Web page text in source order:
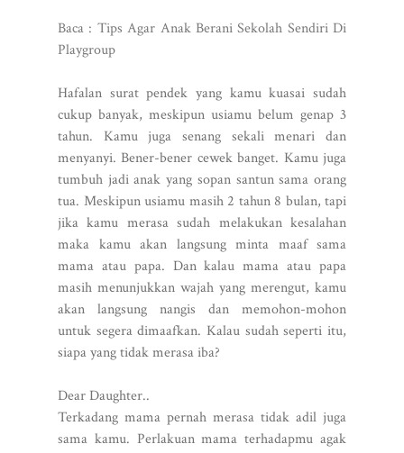
Baca : Tips Agar Anak Berani Sekolah Sendiri Di
Playgroup
Hafalan surat pendek yang kamu kuasai sudah
cukup banyak, meskipun usiamu belum genap 3
tahun. Kamu juga senang sekali menari dan
menyanyi. Bener-bener cewek banget. Kamu juga
tumbuh jadi anak yang sopan santun sama orang
tua. Meskipun usiamu masih 2 tahun 8 bulan, tapi
jika kamu merasa sudah melakukan kesalahan
maka kamu akan langsung minta maaf sama
mama atau papa. Dan kalau mama atau papa
masih menunjukkan wajah yang merengut, kamu
akan langsung nangis dan memohon-mohon
untuk segera dimaafkan. Kalau sudah seperti itu,
siapa yang tidak merasa iba?
Dear Daughter..
Terkadang mama pernah merasa tidak adil juga
sama kamu. Perlakuan mama terhadapmu agak